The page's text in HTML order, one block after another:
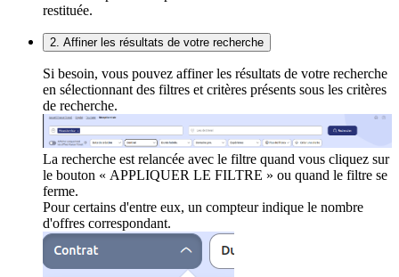
restituée.
2. Affiner les résultats de votre recherche
Si besoin, vous pouvez affiner les résultats de votre recherche
en sélectionnant des filtres et critères présents sous les critères
de recherche.
La recherche est relancée avec le filtre quand vous cliquez sur
le bouton « APPLIQUER LE FILTRE » ou quand le filtre se
ferme.
Pour certains d'entre eux, un compteur indique le nombre
d'offres correspondant.